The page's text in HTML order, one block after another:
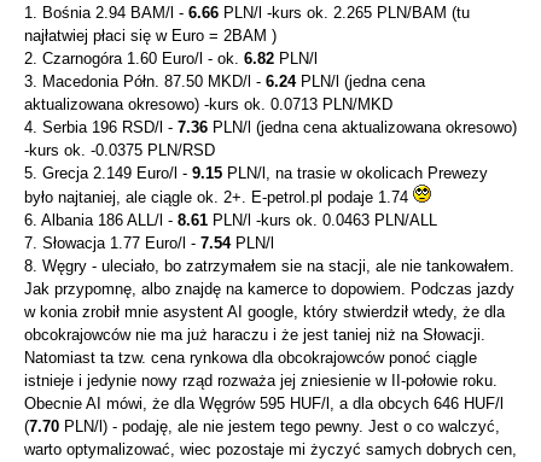
1. Bośnia 2.94 BAM/l - 6.66 PLN/l -kurs ok. 2.265 PLN/BAM (tu
najłatwiej płaci się w Euro = 2BAM )
2. Czarnogóra 1.60 Euro/l - ok. 6.82 PLN/l
3. Macedonia Półn. 87.50 MKD/l - 6.24PLN/l (jedna cena
aktualizowana okresowo) -kurs ok. 0.0713 PLN/MKD
4. Serbia 196 RSD/l - 7.36 PLN/l (jedna cena aktualizowana okresowo)
-kurs ok. -0.0375 PLN/RSD
5. Grecja 2.149 Euro/l - 9.15 PLN/l, na trasie w okolicach Prewezy
było najtaniej, ale ciągle ok. 2+. E-petrol.pl podaje 1.74
6. Albania 186 ALL/l - 8.61 PLN/l -kurs ok. 0.0463 PLN/ALL
7. Słowacja 1.77 Euro/l - 7.54PLN/l
8. Węgry - uleciało, bo zatrzymałem sie na stacji, ale nie tankowałem.
Jak przypomnę, albo znajdę na kamerce to dopowiem. Podczas jazdy
w konia zrobił mnie asystent AI google, który stwierdził wtedy, że dla
obcokrajowców nie ma już haraczu i że jest taniej niż na Słowacji.
Natomiast ta tzw. cena rynkowa dla obcokrajowców ponoć ciągle
istnieje i jedynie nowy rząd rozważa jej zniesienie w II-połowie roku.
Obecnie AI mówi, że dla Węgrów 595 HUF/l, a dla obcych 646 HUF/l
(7.70 PLN/l) - podaję, ale nie jestem tego pewny. Jest o co walczyć,
warto optymalizować, wiec pozostaje mi życzyć samych dobrych cen,